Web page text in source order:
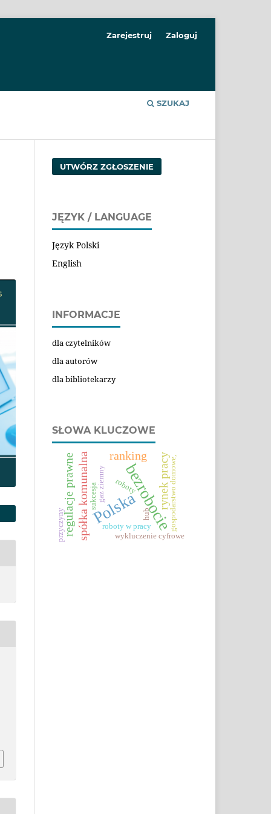
SZUKAJ
Zarejestruj Zaloguj
UTWÓRZ ZGŁOSZENIE
JĘZYK / LANGUAGE
Język Polski
English
INFORMACJE
dla czytelników
dla autorów
dla bibliotekarzy
SŁOWA KLUCZOWE
bezrobocie
Polska
ranking
spółka komunalna
regulacje prawne rynek pracy
roboty
roboty w pracy
wykluczenie cyfrowe
hub
sukcesjagaz ziemny
przyczyny gospodarstwo domowe,